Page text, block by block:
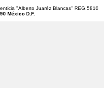
"Alberto Juaréz Blancas" REG.5810
México D.F.